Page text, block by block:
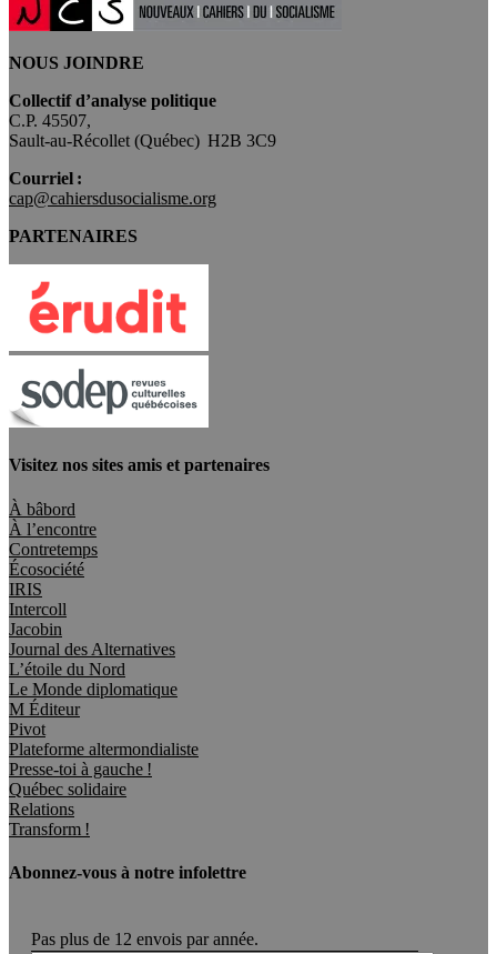
NOUS JOINDRE
Collectif d’analyse politique
C.P. 45507,
Sault-au-Récollet (Québec) H2B 3C9
Courriel :
cap@cahiersdusocialisme.org
PARTENAIRES
Visitez nos sites amis et partenaires
À bâbord
À l’encontre
Contretemps
Écosociété
IRIS
Intercoll
Jacobin
Journal des Alternatives
L’étoile du Nord
Le Monde diplomatique
M Éditeur
Pivot
Plateforme altermondialiste
Presse-toi à gauche !
Québec solidaire
Relations
Transform !
Abonnez-vous à notre infolettre
Pas plus de 12 envois par année.